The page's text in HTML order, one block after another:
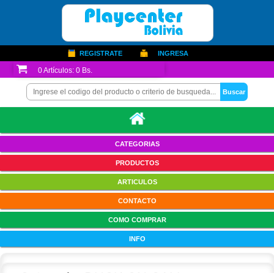
REGISTRATE INGRESA
0Artículos:0 Bs.
CATEGORIAS
PRODUCTOS
ARTICULOS
CONTACTO
COMO COMPRAR
INFO